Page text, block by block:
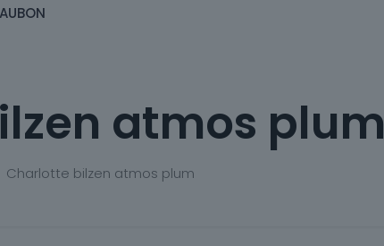
atmos plum
Charlotte bilzen atmos plum